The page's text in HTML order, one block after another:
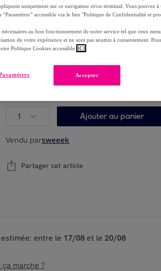
dontéco-part.: 6,996 €
Reprise possible de votre ancien produit,
Table à manger rectangulaire
1 Ajouter au panier
Vendu parsweeek
Partager cet article
entre le 17/08 et le 20/08
marche ?
uniquement sur ce navigateur et/ou terminal. Vous pouvez
accessible via le lien "Politique de Confidentialité et
nécessaires au bon fonctionnement de notre service tel que ceux
de votre expérience et ne sont pas soumis à consentement.
Politique Cookies accessible ICI
Accepter